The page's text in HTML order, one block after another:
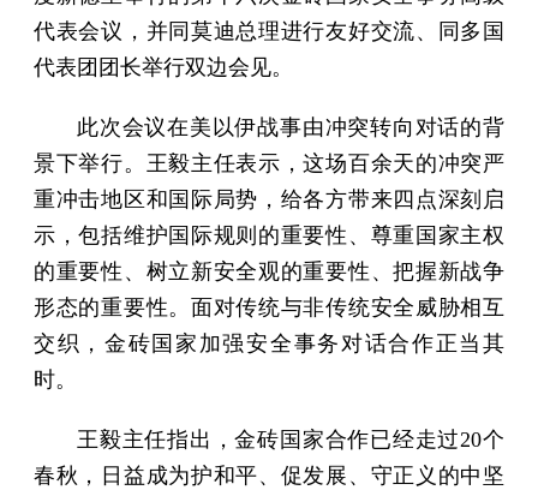
代表会议，并同莫迪总理进行友好交流、同多国
代表团团长举行双边会见。
此次会议在美以伊战事由冲突转向对话的背
景下举行。王毅主任表示，这场百余天的冲突严
重冲击地区和国际局势，给各方带来四点深刻启
示，包括维护国际规则的重要性、尊重国家主权
的重要性、树立新安全观的重要性、把握新战争
形态的重要性。面对传统与非传统安全威胁相互
交织，金砖国家加强安全事务对话合作正当其
时。
王毅主任指出，金砖国家合作已经走过20个
春秋，日益成为护和平、促发展、守正义的中坚